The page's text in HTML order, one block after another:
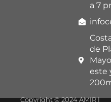
a 7
de
este
Copyright © 2024 AMIR |